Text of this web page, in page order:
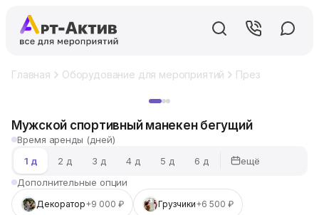
Главная Оборудование для мероприятий
Мужской спортивный манекен бегущий
Время аренды (дней)
1 д
2 д 3 д 4 д 5 д 6 д
ещё
Дополнительные опции
Декоратор+9 000 ₽ Грузчики+6 500 ₽